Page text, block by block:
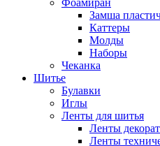
Фоамиран
Замша
Каттеры
Молды
Наборы
Чеканка
Шитье
Булавки
Иглы
Ленты для шитья
Ленты
Ленты